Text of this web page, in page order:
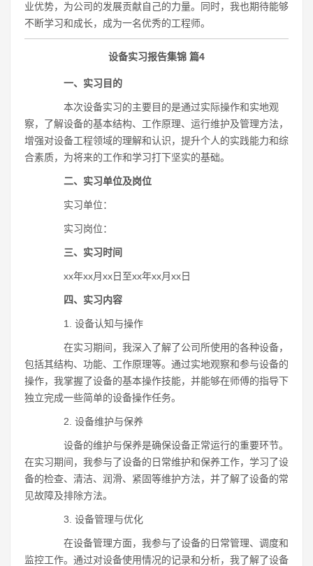
业优势，为公司的发展贡献自己的力量。同时，我也期待能够
不断学习和成长，成为一名优秀的工程师。
设备实习报告集锦 篇4
一、实习目的
本次设备实习的主要目的是通过实际操作和实地观
察，了解设备的基本结构、工作原理、运行维护及管理方法，
增强对设备工程领域的理解和认识，提升个人的实践能力和综
合素质，为将来的工作和学习打下坚实的基础。
二、实习单位及岗位
实习单位：
实习岗位：
三、实习时间
xx年xx月xx日至xx年xx月xx日
四、实习内容
1. 设备认知与操作
在实习期间，我深入了解了公司所使用的各种设备，
包括其结构、功能、工作原理等。通过实地观察和参与设备的
操作，我掌握了设备的基本操作技能，并能够在师傅的指导下
独立完成一些简单的设备操作任务。
2. 设备维护与保养
设备的维护与保养是确保设备正常运行的重要环节。
在实习期间，我参与了设备的日常维护和保养工作，学习了设
备的检查、清洁、润滑、紧固等维护方法，并了解了设备的常
见故障及排除方法。
3. 设备管理与优化
在设备管理方面，我参与了设备的日常管理、调度和
监控工作。通过对设备使用情况的记录和分析，我了解了设备